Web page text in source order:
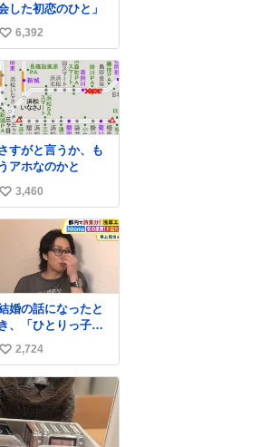
した初恋のひと」
い
6,392
すがと言うか、も
うアホなのかと
い
3,460
婚の話になったと
き、「ひとりっ子だ
から僕が諦めた瞬間
に一族が潰える」
死ぬとき1人とか
」だから結婚願望
"ある"って答えた
のの、結局「（結
は）向いてねぇの
い
ね
2,724